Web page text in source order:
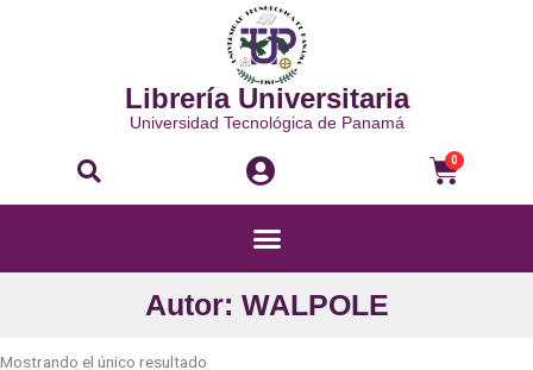
Librería Universitaria
Universidad Tecnológica de Panamá
Buscar 0
Menú
Autor: WALPOLE
Mostrando el único resultado